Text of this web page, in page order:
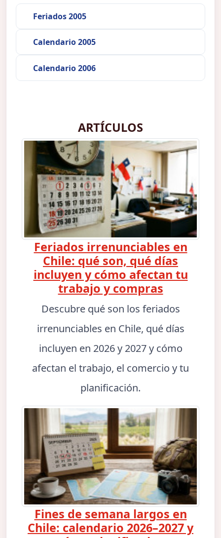
Feriados 2005
Calendario 2005
Calendario 2006
ARTÍCULOS
Feriados irrenunciables en
Chile: qué son, qué días
incluyen y cómo afectan tu
trabajo y compras
Descubre qué son los feriados
irrenunciables en Chile, qué días
incluyen en 2026 y 2027 y cómo
afectan el trabajo, el comercio y tu
planificación.
Fines de semana largos en
Chile: calendario 2026–2027 y